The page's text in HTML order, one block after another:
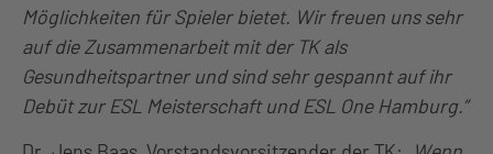
Möglichkeiten für Spieler bietet. Wir freuen uns sehr
auf die Zusammenarbeit mit der TK als
Gesundheitspartner und sind sehr gespannt auf ihr
Debüt zur ESL Meisterschaft und ESL One Hamburg.”